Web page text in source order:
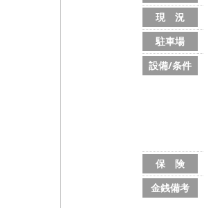
現 況
駐車場
設備/条件
保 険
金銭備考